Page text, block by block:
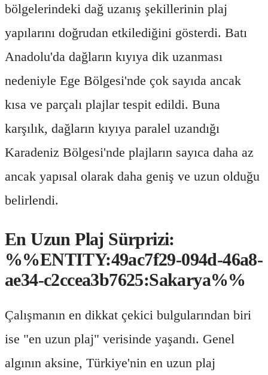
bölgelerindeki dağ uzanış şekillerinin plaj
yapılarını doğrudan etkilediğini gösterdi. Batı
Anadolu'da dağların kıyıya dik uzanması
nedeniyle Ege Bölgesi'nde çok sayıda ancak
kısa ve parçalı plajlar tespit edildi. Buna
karşılık, dağların kıyıya paralel uzandığı
Karadeniz Bölgesi'nde plajların sayıca daha az
ancak yapısal olarak daha geniş ve uzun olduğu
belirlendi.
En Uzun Plaj Sürprizi:
%%ENTITY:49ac7f29-094d-46a8-
ae34-c2ccea3b7625:Sakarya%%
Çalışmanın en dikkat çekici bulgularından biri
ise "en uzun plaj" verisinde yaşandı. Genel
algının aksine, Türkiye'nin en uzun plaj